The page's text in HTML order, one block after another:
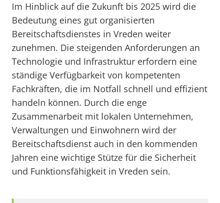
Im Hinblick auf die Zukunft bis 2025 wird die
Bedeutung eines gut organisierten
Bereitschaftsdienstes in Vreden weiter
zunehmen. Die steigenden Anforderungen an
Technologie und Infrastruktur erfordern eine
ständige Verfügbarkeit von kompetenten
Fachkräften, die im Notfall schnell und effizient
handeln können. Durch die enge
Zusammenarbeit mit lokalen Unternehmen,
Verwaltungen und Einwohnern wird der
Bereitschaftsdienst auch in den kommenden
Jahren eine wichtige Stütze für die Sicherheit
und Funktionsfähigkeit in Vreden sein.